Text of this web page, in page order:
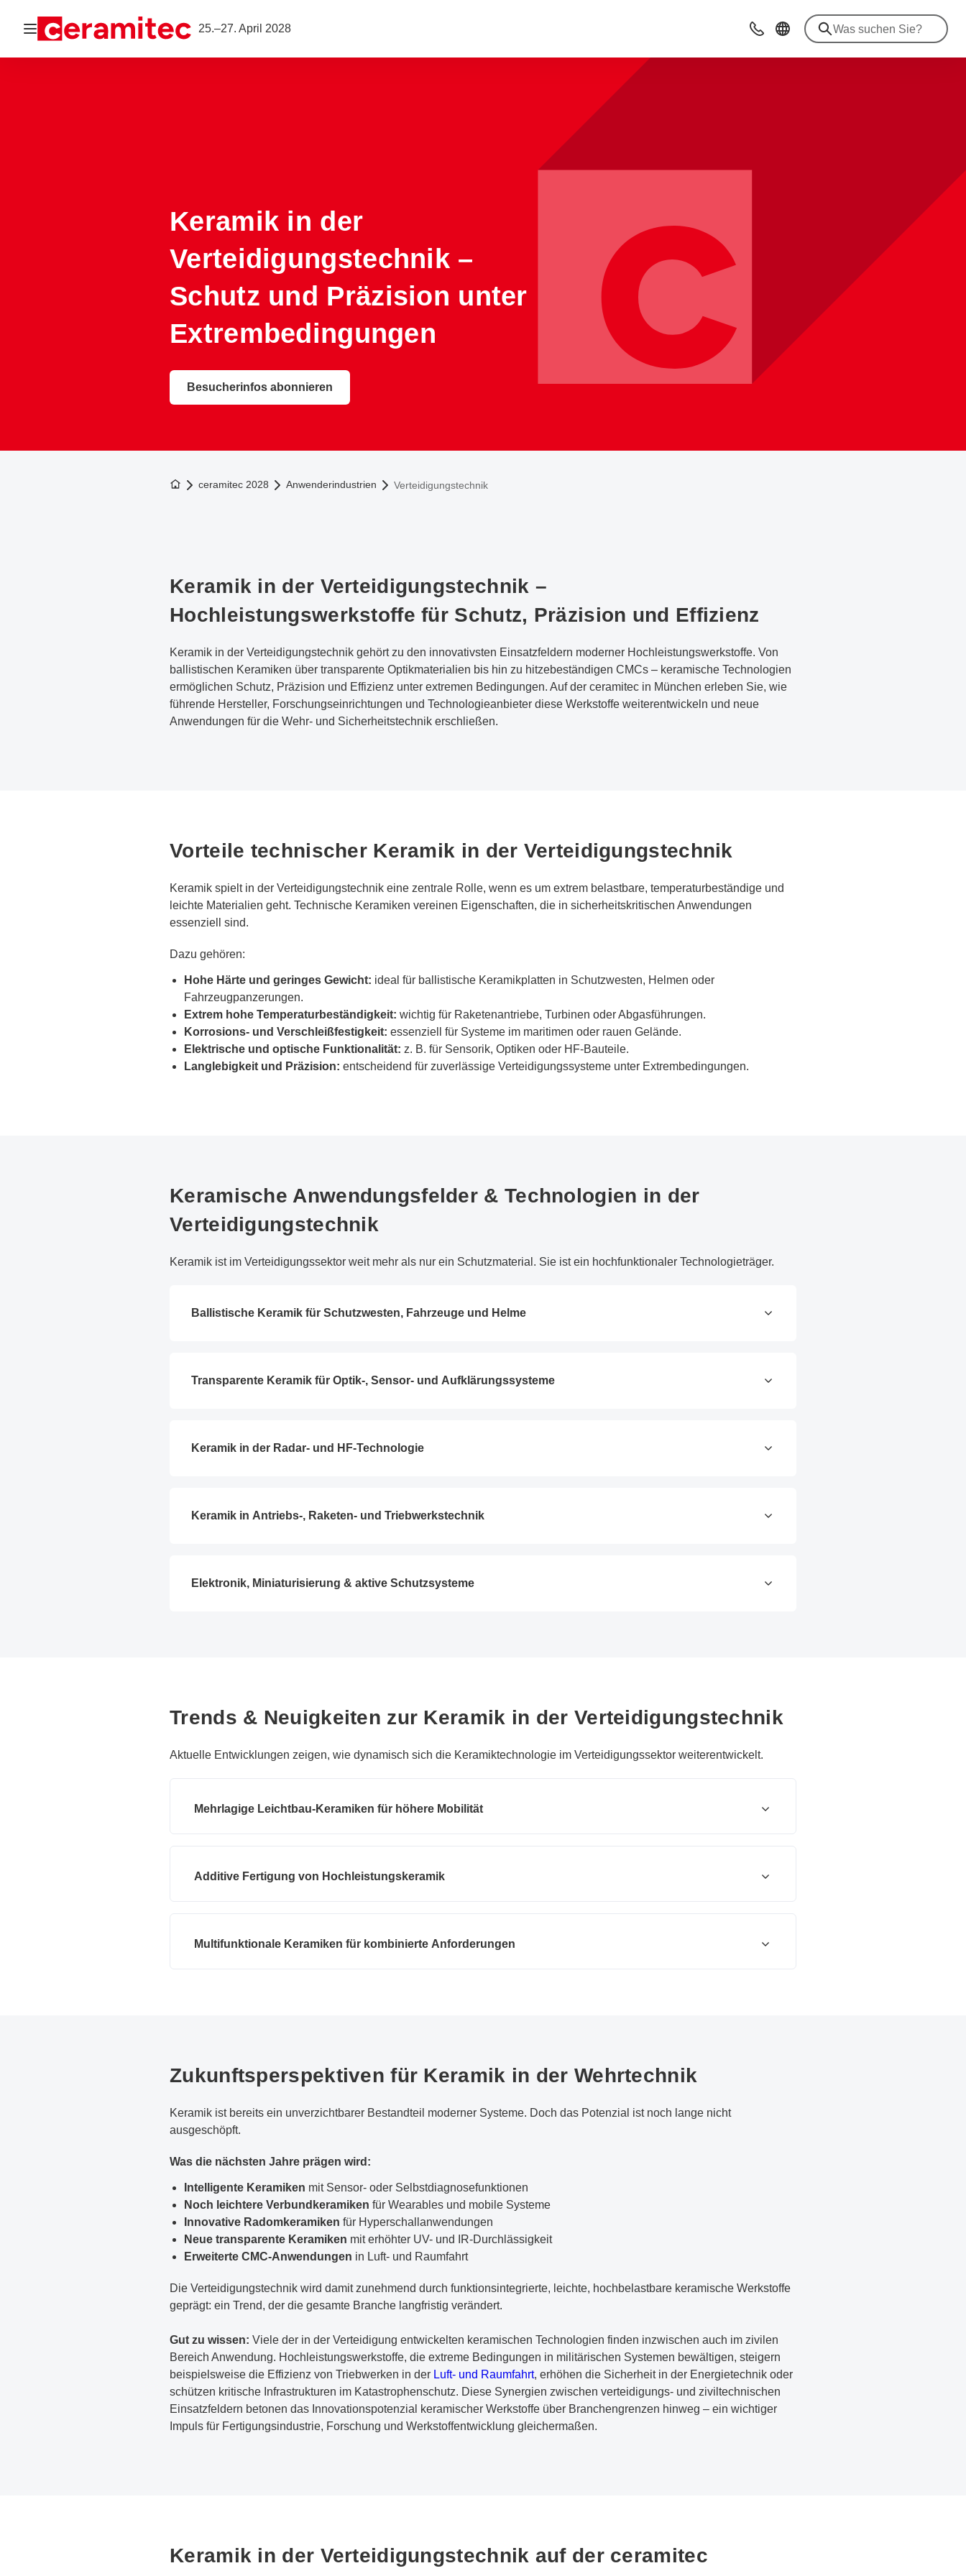
Navigation öffnen 25.–27. April 2028 Kontakt
Keramik in der
Verteidigungstechnik –
Schutz und Präzision unter
Extrembedingungen
Besucherinfos abonnieren
Zur Startseite
ceramitec 2028 Anwenderindustrien Verteidigungstechnik
Keramik in der Verteidigungstechnik –
Hochleistungswerkstoffe für Schutz, Präzision und Effizienz
Keramik in der Verteidigungstechnik gehört zu den innovativsten Einsatzfeldern moderner Hochleistungswerkstoffe. Von
ballistischen Keramiken über transparente Optikmaterialien bis hin zu hitzebeständigen CMCs – keramische Technologien
ermöglichen Schutz, Präzision und Effizienz unter extremen Bedingungen. Auf der ceramitec in München erleben Sie, wie
führende Hersteller, Forschungseinrichtungen und Technologieanbieter diese Werkstoffe weiterentwickeln und neue
Anwendungen für die Wehr- und Sicherheitstechnik erschließen.
Vorteile technischer Keramik in der Verteidigungstechnik
Keramik spielt in der Verteidigungstechnik eine zentrale Rolle, wenn es um extrem belastbare, temperaturbeständige und
leichte Materialien geht. Technische Keramiken vereinen Eigenschaften, die in sicherheitskritischen Anwendungen
essenziell sind.
Dazu gehören:
Hohe Härte und geringes Gewicht: ideal für ballistische Keramikplatten in Schutzwesten, Helmen oder
Fahrzeugpanzerungen.
Extrem hohe Temperaturbeständigkeit: wichtig für Raketenantriebe, Turbinen oder Abgasführungen.
Korrosions- und Verschleißfestigkeit: essenziell für Systeme im maritimen oder rauen Gelände.
Elektrische und optische Funktionalität: z. B. für Sensorik, Optiken oder HF-Bauteile.
Langlebigkeit und Präzision: entscheidend für zuverlässige Verteidigungssysteme unter Extrembedingungen.
Keramische Anwendungsfelder & Technologien in der
Verteidigungstechnik
Keramik ist im Verteidigungssektor weit mehr als nur ein Schutzmaterial. Sie ist ein hochfunktionaler Technologieträger.
Ballistische Keramik für Schutzwesten, Fahrzeuge und Helme
Transparente Keramik für Optik-, Sensor- und Aufklärungssysteme
Keramik in der Radar- und HF-Technologie
Keramik in Antriebs-, Raketen- und Triebwerkstechnik
Elektronik, Miniaturisierung & aktive Schutzsysteme
Trends & Neuigkeiten zur Keramik in der Verteidigungstechnik
Aktuelle Entwicklungen zeigen, wie dynamisch sich die Keramiktechnologie im Verteidigungssektor weiterentwickelt.
Mehrlagige Leichtbau-Keramiken für höhere Mobilität
Additive Fertigung von Hochleistungskeramik
Multifunktionale Keramiken für kombinierte Anforderungen
Zukunftsperspektiven für Keramik in der Wehrtechnik
Keramik ist bereits ein unverzichtbarer Bestandteil moderner Systeme. Doch das Potenzial ist noch lange nicht
ausgeschöpft.
Was die nächsten Jahre prägen wird:
Intelligente Keramiken mit Sensor- oder Selbstdiagnosefunktionen
Noch leichtere Verbundkeramiken für Wearables und mobile Systeme
Innovative Radomkeramiken für Hyperschallanwendungen
Neue transparente Keramiken mit erhöhter UV- und IR-Durchlässigkeit
Erweiterte CMC-Anwendungen in Luft- und Raumfahrt
Die Verteidigungstechnik wird damit zunehmend durch funktionsintegrierte, leichte, hochbelastbare keramische Werkstoffe
geprägt: ein Trend, der die gesamte Branche langfristig verändert.
Gut zu wissen: Viele der in der Verteidigung entwickelten keramischen Technologien finden inzwischen auch im zivilen
Bereich Anwendung. Hochleistungswerkstoffe, die extreme Bedingungen in militärischen Systemen bewältigen, steigern
beispielsweise die Effizienz von Triebwerken in der Luft- und Raumfahrt, erhöhen die Sicherheit in der Energietechnik oder
schützen kritische Infrastrukturen im Katastrophenschutz. Diese Synergien zwischen verteidigungs- und ziviltechnischen
Einsatzfeldern betonen das Innovationspotenzial keramischer Werkstoffe über Branchengrenzen hinweg – ein wichtiger
Impuls für Fertigungsindustrie, Forschung und Werkstoffentwicklung gleichermaßen.
Keramik in der Verteidigungstechnik auf der ceramitec